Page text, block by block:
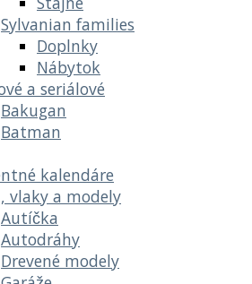
Sylvanian families
Doplnky
Nábytok
a seriálové
Bakugan
Batman
kalendáre
vlaky a modely
Autíčka
Autodráhy
Drevené modely